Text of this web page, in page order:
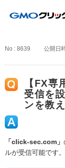
No : 8639 公開日
【FX専
受信を
ンを教
「click-sec.com」
ルが受信可能です。